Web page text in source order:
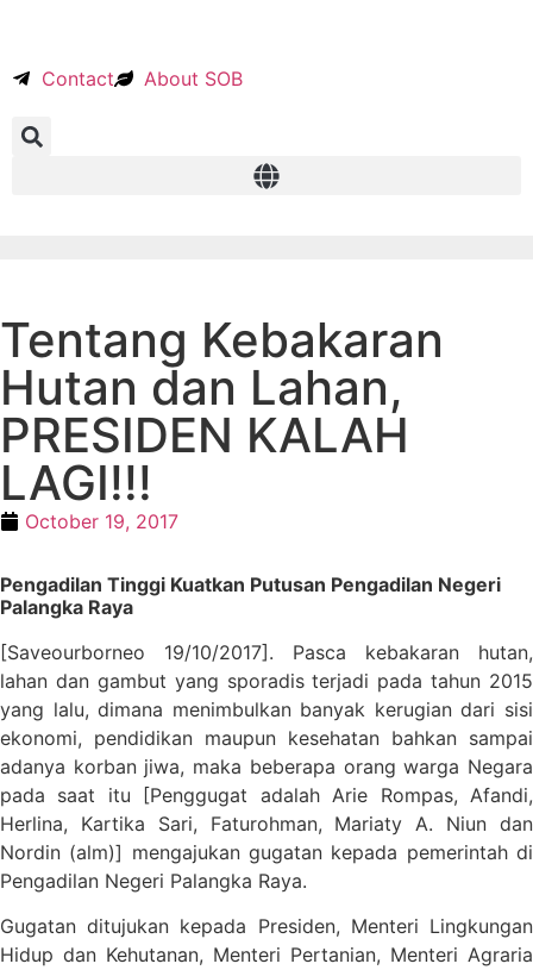
Contact About SOB
Tentang Kebakaran
Hutan dan Lahan,
PRESIDEN KALAH
LAGI!!!
October 19, 2017
Pengadilan Tinggi Kuatkan Putusan Pengadilan Negeri
Palangka Raya
[Saveourborneo 19/10/2017]. Pasca kebakaran hutan,
lahan dan gambut yang sporadis terjadi pada tahun 2015
yang lalu, dimana menimbulkan banyak kerugian dari sisi
ekonomi, pendidikan maupun kesehatan bahkan sampai
adanya korban jiwa, maka beberapa orang warga Negara
pada saat itu [Penggugat adalah Arie Rompas, Afandi,
Herlina, Kartika Sari, Faturohman, Mariaty A. Niun dan
Nordin (alm)] mengajukan gugatan kepada pemerintah di
Pengadilan Negeri Palangka Raya.
Gugatan ditujukan kepada Presiden, Menteri Lingkungan
Hidup dan Kehutanan, Menteri Pertanian, Menteri Agraria